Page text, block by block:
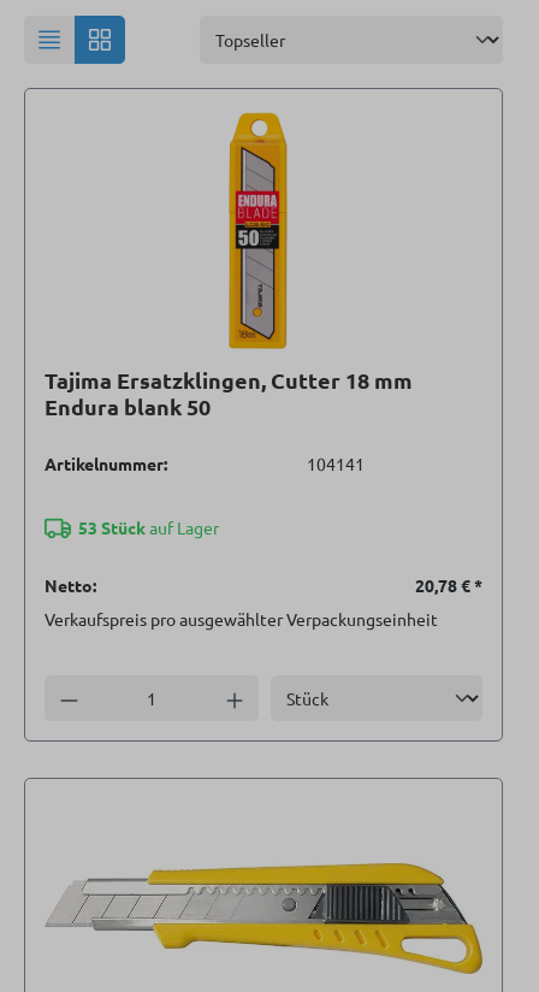
Tajima Ersatzklingen, Cutter 18 mm
Endura blank 50
Artikelnummer: 104141
53 Stückauf Lager
Netto: 20,78 €*
Verkaufspreis pro ausgewählter Verpackungseinheit
Anzahl verringern Anzahl erhöhen